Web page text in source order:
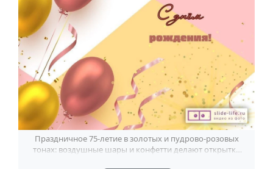
Праздничное 75-летие в золотых и пудрово-розовых
тонах: воздушные шары и конфетти делают открытку